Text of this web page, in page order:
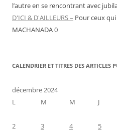
l’autre en se rencontrant avec
D'ICI & D'AILLEURS – Pour ceux
MACHANADA 0
CALENDRIER ET TITRES DES ARTICLES
décembre 2024
L
M M J
2
3 4 5